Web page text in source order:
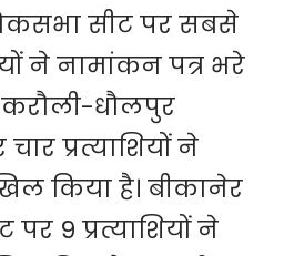
सीट पर सबसे
ने नामांकन पत्र भरे
धौलपुर
प्रत्याशियों ने
किया है। बीकानेर
9 प्रत्याशियों ने